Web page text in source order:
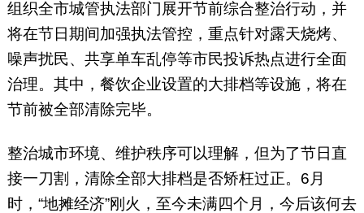
组织全市城管执法部门展开节前综合整治行动，并
将在节日期间加强执法管控，重点针对露天烧烤、
噪声扰民、共享单车乱停等市民投诉热点进行全面
治理。其中，餐饮企业设置的大排档等设施，将在
节前被全部清除完毕。
整治城市环境、维护秩序可以理解，但为了节日直
接一刀割，清除全部大排档是否矫枉过正。6月
时，“地摊经济”刚火，至今未满四个月，今后该何去